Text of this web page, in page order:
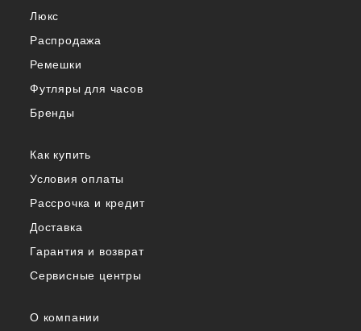
Люкс
Распродажа
Ремешки
Футляры для часов
Бренды
Как купить
Условия оплаты
Рассрочка и кредит
Доставка
Гарантия и возврат
Сервисные центры
О компании